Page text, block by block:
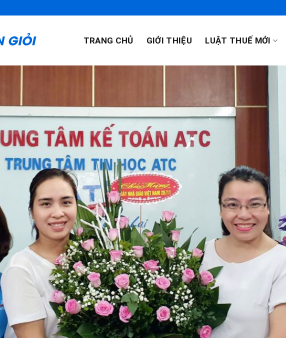
TRANG CHỦ GIỚI THIỆU LUẬT THUẾ MỚI